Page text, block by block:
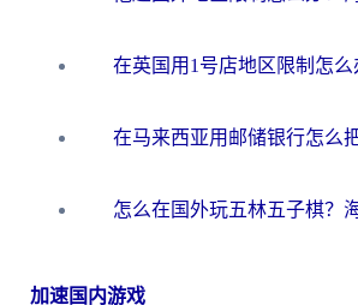
加速国内游戏